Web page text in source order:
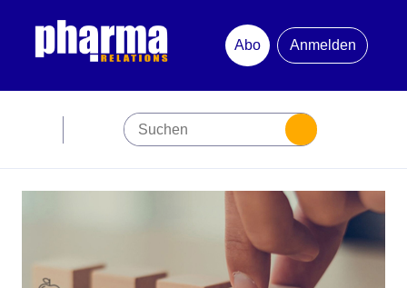
Abo
Anmelden
Jubiläum